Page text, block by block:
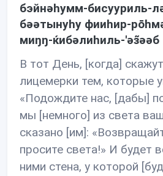
бэйнəhумм-бисууриль-
бəəтынуhу фииhир-
миŋŋ-ќибəлиhиль-'əз̃əəб
В тот День, [когда]
лицемерки тем, которые
«Подождите нас, [дабы]
мы [немного] из света
сказано [им]:
просите света!» И будет
ними стена, у которой